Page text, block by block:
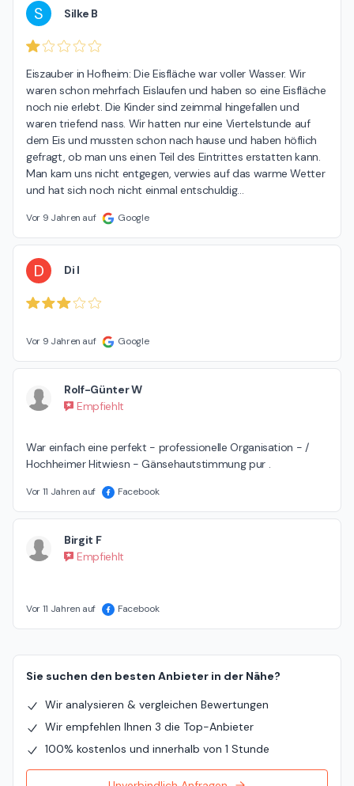
S Silke B
Eiszauber in Hofheim: Die Eisfläche war voller Wasser. Wir
waren schon mehrfach Eislaufen und haben so eine Eisfläche
noch nie erlebt. Die Kinder sind zeimmal hingefallen und
waren triefend nass. Wir hatten nur eine Viertelstunde auf
dem Eis und mussten schon nach hause und haben höflich
gefragt, ob man uns einen Teil des Eintrittes erstatten kann.
Man kam uns nicht entgegen, verwies auf das warme Wetter
und hat sich noch nicht einmal entschuldig…
Vor 9 Jahren auf Google
D Di I
Vor 9 Jahren auf Google
Rolf-Günter W
Empfiehlt
War einfach eine perfekt - professionelle Organisation - /
Hochheimer Hitwiesn - Gänsehautstimmung pur .
Vor 11 Jahren auf Facebook
Birgit F
Empfiehlt
Vor 11 Jahren auf Facebook
Sie suchen den besten Anbieter in der Nähe?
Wir analysieren & vergleichen Bewertungen
Wir empfehlen Ihnen 3 die Top-Anbieter
100% kostenlos und innerhalb von 1 Stunde